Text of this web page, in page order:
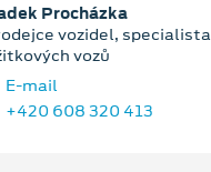
Procházka
vozidel, specialista
vozů
E‑mail
+420 608 320 413